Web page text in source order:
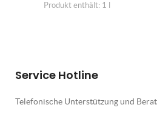
Produkt enthält: 1
Service Hotline
Telefonische Unterstützung und